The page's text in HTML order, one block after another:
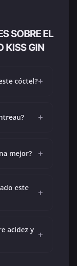
SOBRE EL
KISS GIN
cóctel?+
+
mejor? +
este
+
acidez y +